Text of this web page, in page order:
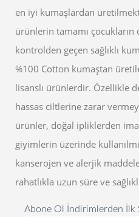
en iyi kumaşlardan
ürünlerin tamamı
kontrolden geçen sağlıklı
%100 Cotton kumaştan
lisanslı ürünlerdir. Özellikle
hassas ciltlerine zarar
ürünler, doğal ipliklerden
giyimlerin üzerinde
kanserojen ve alerjik
rahatlıkla uzun süre ve
Abone Ol İndirimlerden İlk